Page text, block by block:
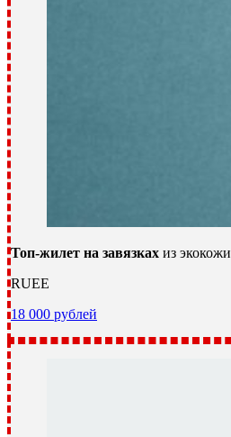
Топ-жилет на завязках из экокожи
RUEE
18 000 рублей